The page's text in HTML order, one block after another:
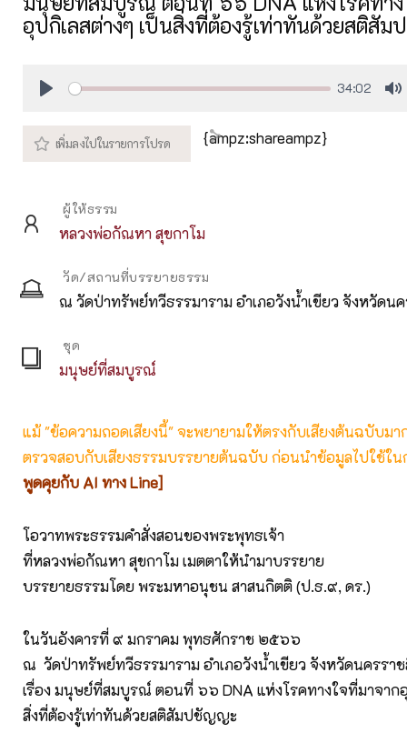
อุปกิเลสต่างๆ เป็นสิ่งที่ต้องรู้เท่าทันด้วยสติสั
34:02
{ampz:shareampz}
ผู้ให้ธรรม
หลวงพ่อกัณหา สุขกาโม
วัด/สถานที่บรรยายธรรม
ณ วัดป่าทรัพย์ทวีธรรมาราม อำเภอวังน้ำเขียว จังหวัดน
ชุด
มนุษย์ที่สมบูรณ์
แม้ "ข้อความถอดเสียงนี้" จะพยายามให้ตรงกับเสียงต้นฉบับม
ตรวจสอบกับเสียงธรรมบรรยายต้นฉบับ ก่อนนำข้อมูลไปใช้ใน
พูดคุยกับ AI ทาง Line]
โอวาทพระธรรมคำสั่งสอนของพระพุทธเจ้า
ที่หลวงพ่อกัณหา สุขกาโม เมตตาให้นำมาบรรยาย
บรรยายธรรมโดย พระมหาอนุชน สาสนกิตติ (ป.ธ.๙, ดร.)
ในวันอังคารที่ ๙ มกราคม พุทธศักราช ๒๕๖๖
ณ วัดป่าทรัพย์ทวีธรรมาราม อำเภอวังน้ำเขียว จังหวัดนครรา
เรื่อง มนุษย์ที่สมบูรณ์ ตอนที่ ๖๖ DNA แห่งโรคทางใจที่มาจากอุ
สิ่งที่ต้องรู้เท่าทันด้วยสติสัมปชัญญะ